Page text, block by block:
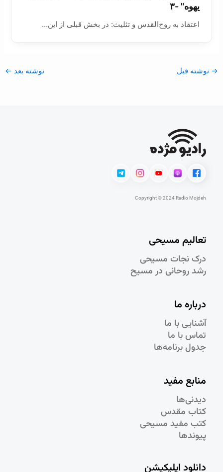
یهوه" -۳
اعتقاد به روح‌القدس و تثلیث: در بخش قبلی از این…
→ نوشته قبل نوشته بعد ←
Copyright © 2024 Radio Mojdeh
تعالیم مسیحی
درک نجات مسيحی
رشد روحانی در مسيح
درباره ما
آشنایی با ما
تماس با ما
جدول برنامه‌ها
منابع مفید
دیدنی‌ها
کتاب مقدس
کتب مفید مسیحی
پیوندها
دانلود اپلیکیشن